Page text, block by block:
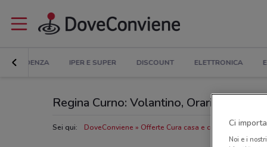
IN EVIDENZA IPER E SUPER DISCOUNT ELETTRONICA
Regina Curno: Volantino, Orari di
Sei qui: DoveConviene Offerte Cura casa e corpo a Curno
Ci
Noi e i nostri